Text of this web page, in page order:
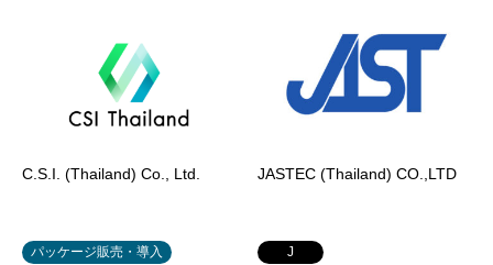
C.S.I. (Thailand) Co., Ltd.
パッケージ販売・導入
JASTEC (Thailand) CO.,LTD
J